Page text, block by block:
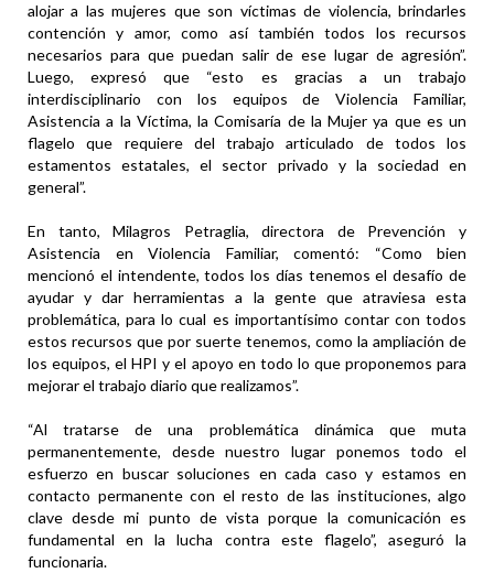
alojar a las mujeres que son víctimas de violencia, brindarles
contención y amor, como así también todos los recursos
necesarios para que puedan salir de ese lugar de agresión”.
Luego, expresó que “esto es gracias a un trabajo
interdisciplinario con los equipos de Violencia Familiar,
Asistencia a la Víctima, la Comisaría de la Mujer ya que es un
flagelo que requiere del trabajo articulado de todos los
estamentos estatales, el sector privado y la sociedad en
general”.
En tanto, Milagros Petraglia, directora de Prevención y
Asistencia en Violencia Familiar, comentó: “Como bien
mencionó el intendente, todos los días tenemos el desafío de
ayudar y dar herramientas a la gente que atraviesa esta
problemática, para lo cual es importantísimo contar con todos
estos recursos que por suerte tenemos, como la ampliación de
los equipos, el HPI y el apoyo en todo lo que proponemos para
mejorar el trabajo diario que realizamos”.
“Al tratarse de una problemática dinámica que muta
permanentemente, desde nuestro lugar ponemos todo el
esfuerzo en buscar soluciones en cada caso y estamos en
contacto permanente con el resto de las instituciones, algo
clave desde mi punto de vista porque la comunicación es
fundamental en la lucha contra este flagelo”, aseguró la
funcionaria.